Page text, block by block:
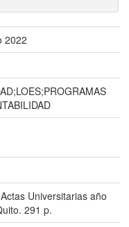
2022
Universitarias año
291 p.